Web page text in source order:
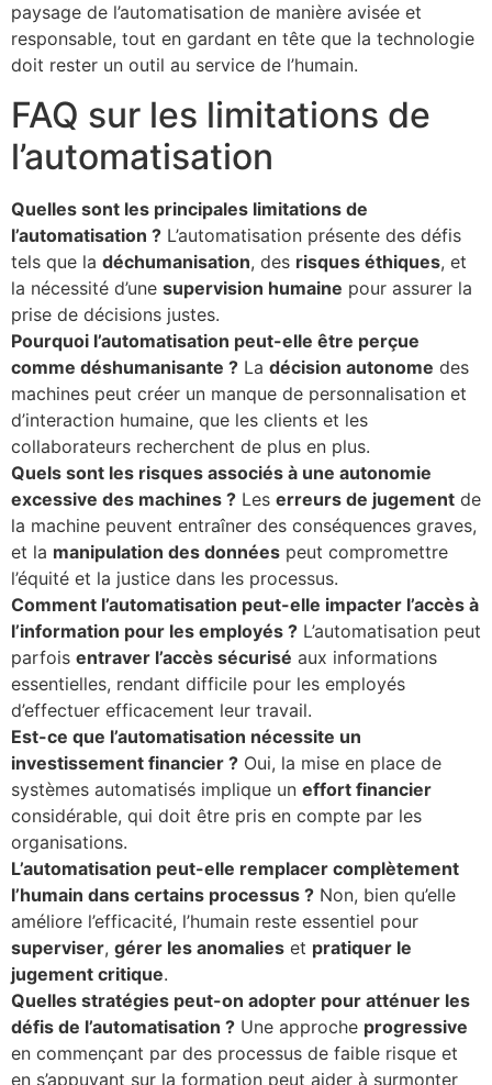
paysage de l’automatisation de manière avisée et
responsable, tout en gardant en tête que la technologie
doit rester un outil au service de l’humain.
FAQ sur les limitations de
l’automatisation
Quelles sont les principales limitations de
l’automatisation ? L’automatisation présente des défis
tels que la déchumanisation, des risques éthiques, et
la nécessité d’une supervision humaine pour assurer la
prise de décisions justes.
Pourquoi l’automatisation peut-elle être perçue
comme déshumanisante ? La décision autonome des
machines peut créer un manque de personnalisation et
d’interaction humaine, que les clients et les
collaborateurs recherchent de plus en plus.
Quels sont les risques associés à une autonomie
excessive des machines ? Les erreurs de jugement de
la machine peuvent entraîner des conséquences graves,
et la manipulation des données peut compromettre
l’équité et la justice dans les processus.
Comment l’automatisation peut-elle impacter l’accès à
l’information pour les employés ? L’automatisation peut
parfois entraver l’accès sécurisé aux informations
essentielles, rendant difficile pour les employés
d’effectuer efficacement leur travail.
Est-ce que l’automatisation nécessite un
investissement financier ? Oui, la mise en place de
systèmes automatisés implique un effort financier
considérable, qui doit être pris en compte par les
organisations.
L’automatisation peut-elle remplacer complètement
l’humain dans certains processus ? Non, bien qu’elle
améliore l’efficacité, l’humain reste essentiel pour
superviser, gérer les anomalies et pratiquer le
jugement critique.
Quelles stratégies peut-on adopter pour atténuer les
défis de l’automatisation ? Une approche progressive
en commençant par des processus de faible risque et
en s’appuyant sur la formation peut aider à surmonter